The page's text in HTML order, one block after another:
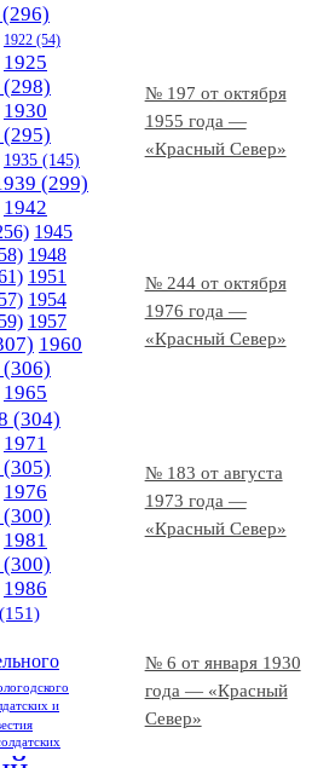
№ 197 от октября
1955 года —
«Красный Север»
№ 244 от октября
1976 года —
«Красный Север»
№ 183 от августа
1973 года —
«Красный Север»
№ 6 от января 1930
года — «Красный
Север»
(296)
1922 (54)
1925
(298)
1930
(295)
1935 (145)
(299)
1942
1945
1948
1951
1954
1957
1960
(306)
1965
(304)
1971
(305)
1976
(300)
1981
(300)
1986
(151)
и